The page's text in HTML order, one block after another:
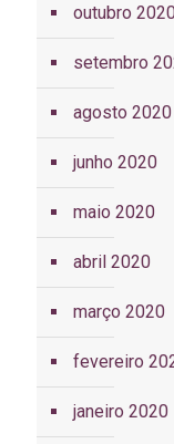
outubro
setembro
agosto 2020
junho 2020
maio 2020
abril 2020
março 2020
fevereiro
janeiro 2020